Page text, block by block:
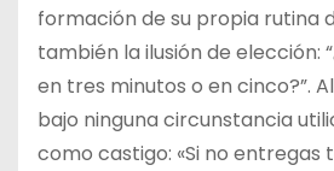
formación de su propia rutina
también la ilusión de elección:
en tres minutos o en cinco?”.
bajo ninguna circunstancia
como castigo: «Si no entregas